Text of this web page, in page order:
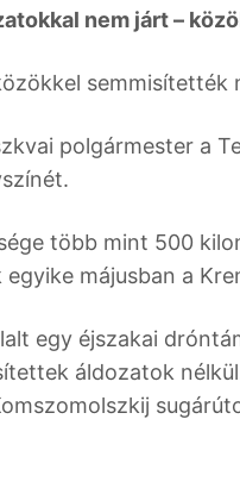
nem járt –
semmisítették
polgármester a
több mint 500
májusban a
egy éjszakai
áldozatok